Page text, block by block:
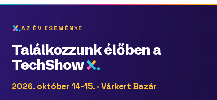
AZ ÉV ESEMÉNYE
Találkozzunk élőben a
TechShow
2026. október 14-15. · Várkert Bazár